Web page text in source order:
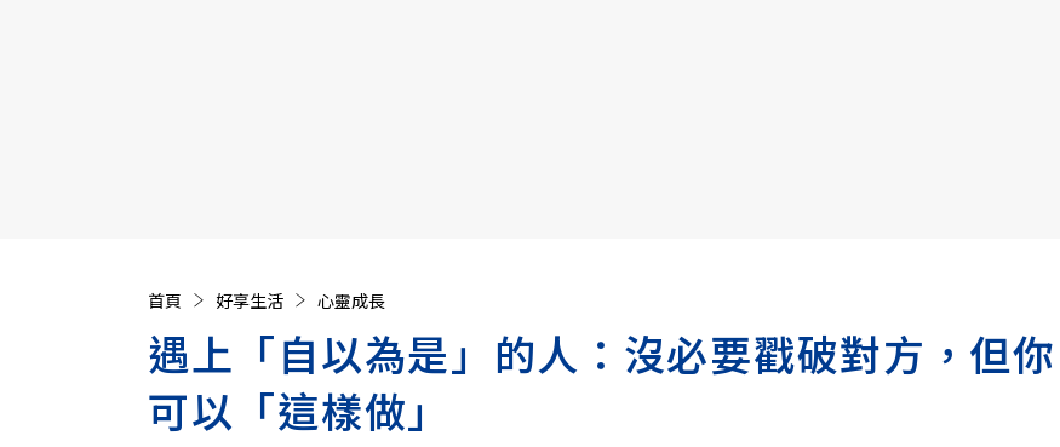
首頁 好享生活 心靈成長
遇上「自以為是」的人：沒必要戳破對方，但你
可以「這樣做」